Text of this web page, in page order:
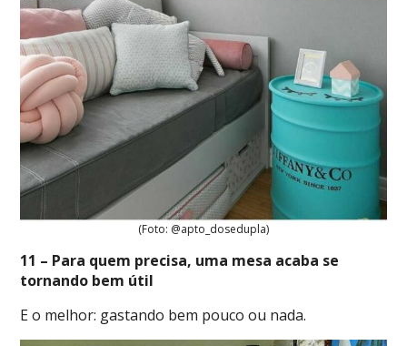
(Foto: @apto_dosedupla)
11 – Para quem precisa, uma mesa acaba se
tornando bem útil
E o melhor: gastando bem pouco ou nada.